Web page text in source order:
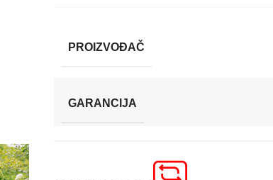
PROIZVOĐAČ
GARANCIJA